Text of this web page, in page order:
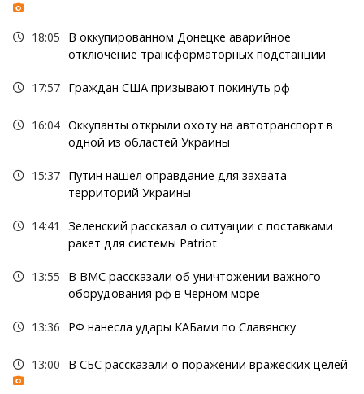
18:05
В оккупированном Донецке аварийное
отключение трансформаторных подстанции
17:57 Граждан США призывают покинуть рф
16:04 Оккупанты открыли охоту на автотранспорт в
одной из областей Украины
15:37 Путин нашел оправдание для захвата
территорий Украины
14:41
Зеленский рассказал о ситуации с поставками
ракет для системы Patriot
13:55
В ВМС рассказали об уничтожении важного
оборудования рф в Черном море
13:36 РФ нанесла удары КАБами по Славянску
13:00 В СБС рассказали о поражении вражеских целей